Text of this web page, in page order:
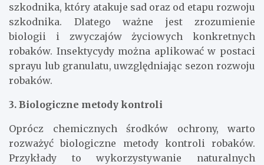
szkodnika, który atakuje sad oraz od etapu rozwoju
szkodnika. Dlatego ważne jest zrozumienie
biologii i zwyczajów życiowych konkretnych
robaków. Insektycydy można aplikować w postaci
sprayu lub granulatu, uwzględniając sezon rozwoju
robaków.
3. Biologiczne metody kontroli
Oprócz chemicznych środków ochrony, warto
rozważyć biologiczne metody kontroli robaków.
Przykłady to wykorzystywanie naturalnych